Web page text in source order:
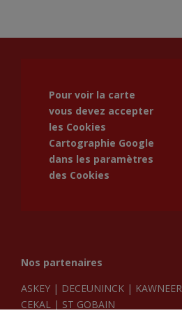
Pour voir la carte
vous devez accepter
les Cookies
Cartographie Google
dans les paramètres
des Cookies
Nos partenaires
ASKEY | DECEUNINCK | KAWNEER
CEKAL
| ST GOBAIN